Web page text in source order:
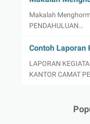
Makalah
PENDAHULUAN…
Contoh Laporan
LAPORAN
KANTOR CAMAT